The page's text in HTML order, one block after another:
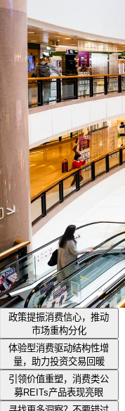
政策提振消费信心，推动
市场重构分化
体验型消费驱动结构性增
量，助力投资交易回暖
引领价值重塑，消费类公
募REITs产品表现亮眼